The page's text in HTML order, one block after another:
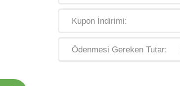
Kupon İndirimi:
Ödenmesi Gereken Tutar: